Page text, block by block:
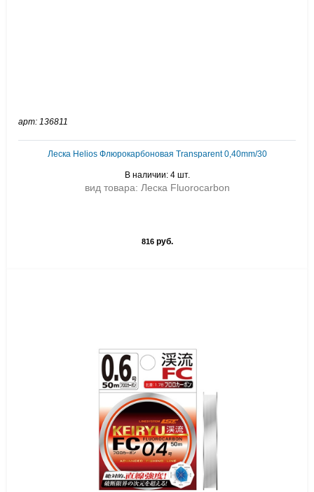
арт: 136811
Леска Helios Флюрокарбоновая Transparent 0,40mm/30
В наличии: 4 шт.
вид товара: Леска Fluorocarbon
816руб.